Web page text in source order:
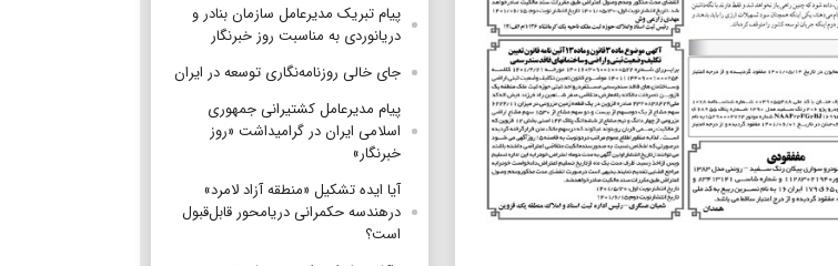
پیام تبریک مدیرعامل سازمان بنادر و
دریانوردی به مناسبت روز خبرنگار
جای خالی روزنامه‌نگاری توسعه در ایران
پیام مدیرعامل کشتیرانی جمهوری
اسلامی ایران در گرامیداشت «روز
خبرنگار»
آیا ایده تشکیل «منطقه آزاد لامرد»
درهندسه حکمرانی دریامحور قابل‌قبول
است؟